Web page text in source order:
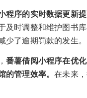
程序的实时数据更新
及时调整和维护图书
少了逾期罚款的发生。
番薯借阅小程序在优
的管理效率。在未来